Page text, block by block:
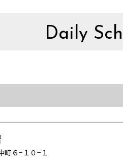
Daily
町６−１０−１